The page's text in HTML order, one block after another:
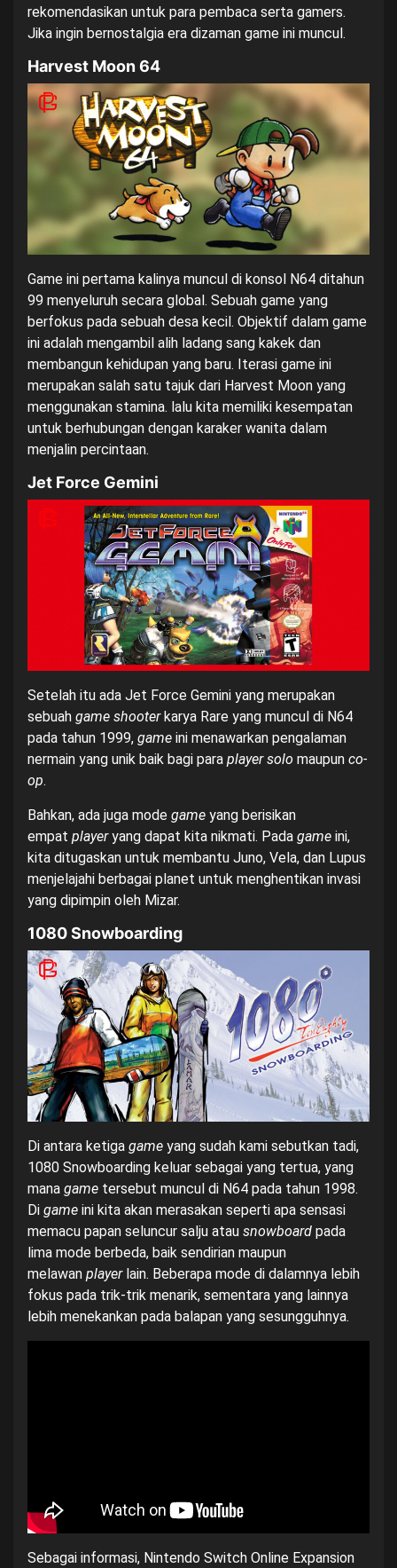
rekomendasikan untuk para pembaca serta gamers.
Jika ingin bernostalgia era dizaman game ini muncul.
Harvest Moon 64
Game ini pertama kalinya muncul di konsol N64 ditahun
99 menyeluruh secara global. Sebuah game yang
berfokus pada sebuah desa kecil. Objektif dalam game
ini adalah mengambil alih ladang sang kakek dan
membangun kehidupan yang baru. Iterasi game ini
merupakan salah satu tajuk dari Harvest Moon yang
menggunakan stamina. lalu kita memiliki kesempatan
untuk berhubungan dengan karaker wanita dalam
menjalin percintaan.
Jet Force Gemini
Setelah itu ada Jet Force Gemini yang merupakan
sebuah game shooterkarya Rare yang muncul di N64
pada tahun 1999, game ini menawarkan pengalaman
nermain yang unik baik bagi para playersolo maupun co-
op.
Bahkan, ada juga mode game yang berisikan
empat playeryang dapat kita nikmati. Pada game ini,
kita ditugaskan untuk membantu Juno, Vela, dan Lupus
menjelajahi berbagai planet untuk menghentikan invasi
yang dipimpin oleh Mizar.
1080 Snowboarding
Di antara ketiga game yang sudah kami sebutkan tadi,
1080 Snowboarding keluar sebagai yang tertua, yang
mana game tersebut muncul di N64 pada tahun 1998.
Di game ini kita akan merasakan seperti apa sensasi
memacu papan seluncur salju atau snowboard pada
lima mode berbeda, baik sendirian maupun
melawan player lain. Beberapa mode di dalamnya lebih
fokus pada trik-trik menarik, sementara yang lainnya
lebih menekankan pada balapan yang sesungguhnya.
Sebagai informasi, Nintendo Switch Online Expansion